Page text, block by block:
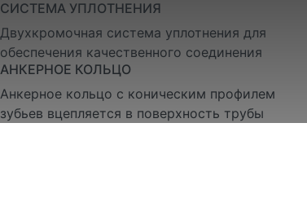
СИСТЕМА УПЛОТНЕНИЯ
Двухкромочная система уплотнения для
обеспечения качественного соединения
АНКЕРНОЕ КОЛЬЦО
Анкерное кольцо с коническим профилем
зубьев вцепляется в поверхность трубы